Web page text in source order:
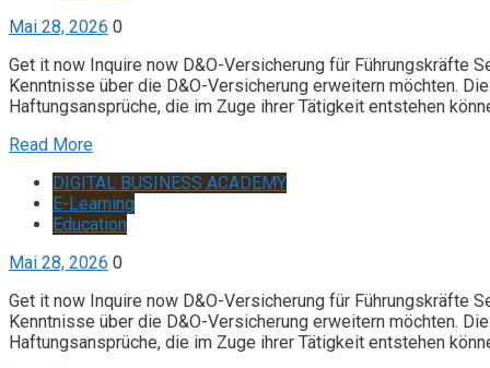
Mai 28, 2026 0
Get it now Inquire now D&O-Versicherung für Führungskräfte
Kenntnisse über die D&O-Versicherung erweitern möchten.
Haftungsansprüche, die im Zuge ihrer Tätigkeit entstehen
Read More
DIGITAL BUSINESS ACADEMY
E-Learning
Education
Mai 28, 2026 0
Get it now Inquire now D&O-Versicherung für Führungskräfte
Kenntnisse über die D&O-Versicherung erweitern möchten.
Haftungsansprüche, die im Zuge ihrer Tätigkeit entstehen